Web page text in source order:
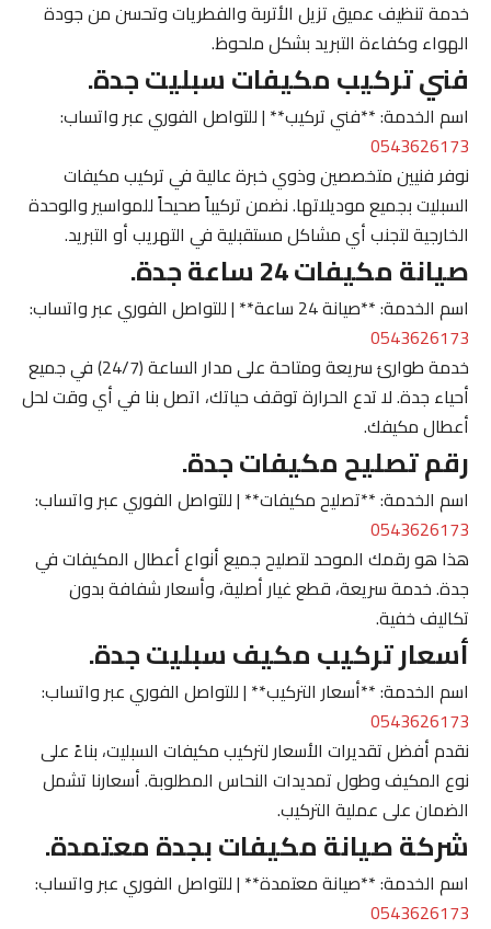
خدمة تنظيف عميق تزيل الأتربة والفطريات وتحسن من جودة
الهواء وكفاءة التبريد بشكل ملحوظ.
فني تركيب مكيفات سبليت جدة.
اسم الخدمة: **فني تركيب** | للتواصل الفوري عبر واتساب:
0543626173
نوفر فنيين متخصصين وذوي خبرة عالية في تركيب مكيفات
السبليت بجميع موديلاتها. نضمن تركيباً صحيحاً للمواسير والوحدة
الخارجية لتجنب أي مشاكل مستقبلية في التهريب أو التبريد.
صيانة مكيفات 24 ساعة جدة.
اسم الخدمة: **صيانة 24 ساعة** | للتواصل الفوري عبر واتساب:
0543626173
خدمة طوارئ سريعة ومتاحة على مدار الساعة (24/7) في جميع
أحياء جدة. لا تدع الحرارة توقف حياتك، اتصل بنا في أي وقت لحل
أعطال مكيفك.
رقم تصليح مكيفات جدة.
اسم الخدمة: **تصليح مكيفات** | للتواصل الفوري عبر واتساب:
0543626173
هذا هو رقمك الموحد لتصليح جميع أنواع أعطال المكيفات في
جدة. خدمة سريعة، قطع غيار أصلية، وأسعار شفافة بدون
تكاليف خفية.
أسعار تركيب مكيف سبليت جدة.
اسم الخدمة: **أسعار التركيب** | للتواصل الفوري عبر واتساب:
0543626173
نقدم أفضل تقديرات الأسعار لتركيب مكيفات السبليت، بناءً على
نوع المكيف وطول تمديدات النحاس المطلوبة. أسعارنا تشمل
الضمان على عملية التركيب.
شركة صيانة مكيفات بجدة معتمدة.
اسم الخدمة: **صيانة معتمدة** | للتواصل الفوري عبر واتساب:
0543626173